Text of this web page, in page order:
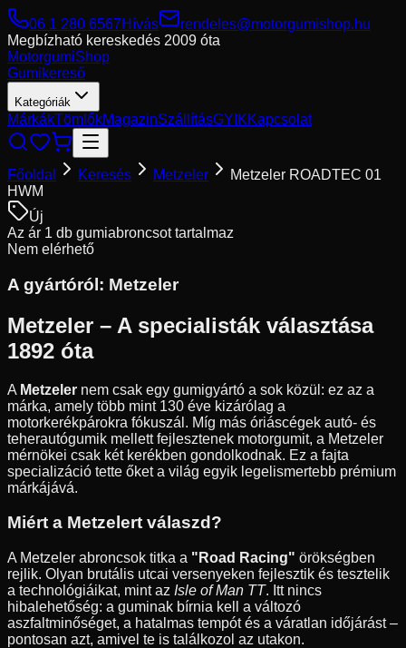
06 1 280 6567Hívás
rendeles@motorgumishop.hu
Megbízható kereskedés 2009 óta
MotorgumiShop
Gumikereső
Kategóriák
MárkákTömlőkMagazinSzállításGYIKKapcsolat
Főoldal Keresés Metzeler
Metzeler ROADTEC 01
HWM
Új
Az ár 1 db gumiabroncsot tartalmaz
Nem elérhető
A gyártóról: Metzeler
Metzeler – A specialisták választása
1892 óta
A Metzeler nem csak egy gumigyártó a sok közül: ez az a
márka, amely több mint 130 éve kizárólag a
motorkerékpárokra fókuszál. Míg más óriáscégek autó- és
teherautógumik mellett fejlesztenek motorgumit, a Metzeler
mérnökei csak két kerékben gondolkodnak. Ez a fajta
specializáció tette őket a világ egyik legelismertebb prémium
márkájává.
Miért a Metzelert válaszd?
A Metzeler abroncsok titka a "Road Racing" örökségben
rejlik. Olyan brutális utcai versenyeken fejlesztik és tesztelik
a technológiáikat, mint az Isle of Man TT. Itt nincs
hibalehetőség: a guminak bírnia kell a változó
aszfaltminőséget, a hatalmas tempót és a váratlan időjárást –
pontosan azt, amivel te is találkozol az utakon.